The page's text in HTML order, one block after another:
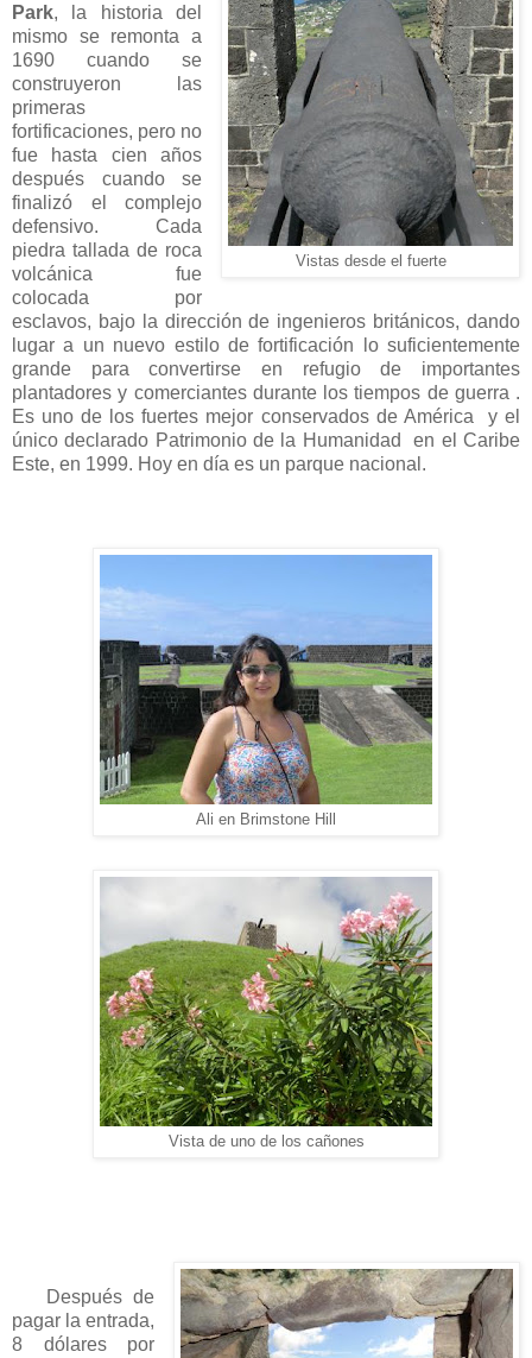
Vistas desde el fuerte
Park, la historia del
mismo se remonta a
1690 cuando se
construyeron las
primeras
fortificaciones, pero no
fue hasta cien años
después cuando se
finalizó el complejo
defensivo. Cada
piedra tallada de roca
volcánica fue
colocada por
esclavos, bajo la dirección de ingenieros británicos, dando
lugar a un nuevo estilo de fortificación lo suficientemente
grande para convertirse en refugio de importantes
plantadores y comerciantes durante los tiempos de guerra .
Es uno de los fuertes mejor conservados de América y el
único declarado Patrimonio de la Humanidad en el Caribe
Este, en 1999. Hoy en día es un parque nacional.
Ali en Brimstone Hill
Vista de uno de los cañones
Después de
pagar la entrada,
8 dólares por